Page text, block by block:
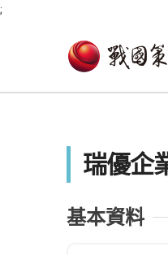
;
瑞優企
基本資料